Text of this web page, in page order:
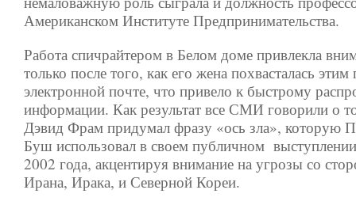
Американском Институте Предпринимательства.
Работа спичрайтером в Белом доме привлекла
только после того, как его жена похвасталась этим
электронной почте, что привело к быстрому
информации. Как результат все СМИ говорили о
Дэвид Фрам придумал фразу «ось зла», которую
Буш использовал в своем публичном
2002 года, акцентируя внимание на угрозы со
Ирана, Ирака, и Северной Кореи.